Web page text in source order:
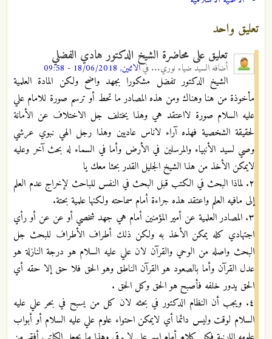
تعليق واحد
تعليق على محاضرة الشيخ الدكتور هادي الفضلي
أضافه السيد ضياء نوري... فيالاثنين, 18/06/2018 - 09:58
الشيخ الدكتور تفضل مشكورا بجهد واضح ولكن المادة العلمية
مأخوذة من هنا وهناك ومن هذه المصادر ما تحط أو ترسم صورة للامام علي
عليه السلام صورة لااعتقد هي وهذا يختلف جل الاختلاف عن الأمانة
لحقيقة الشخصية فهذه آراء لاناس عاديين وهذا رجل الهي نبوي عرشي
وصي لسيد الأنبياء والمرسلين في الأرض وأما في السماء له بحث آخر وعليه
لايمكن الأخذ من هذا الشيخ الجليل القدر بحثا معك يا
٢. لماذا البحث في الكتب قبل البحث في النفس للباحث لإخراج عدم العلم
إلى مافيه العلم واعتقد هذه جراءة أمام سماحته ولكنها علمية بحتة.
٣. المصادر العلمية عن أمير المؤمنين أمام هي جهد شخصي أو عن عن أو رأي
اجتهادي كله يمكن الأخذ به ولكن ذلك أطراف الأطراف للبحث جل
البحث واصله من الوحي والقرآن لان علي عليه السلام هو درجة النازلة هو
عدل القرآن وأما بالصعود هو القرآن الناطق وهو الحق فلا حق إلا حقه أي
الحق يدور خلفه فأصبح هو الحق وكل الحق .
٤. ويجب أن النظام الدكتور في بحثه لان كل من يسبح في بحر علي عليه
السلام لوقت وليس دائما أي لايمكن احتواء علوم علي عليه السلام أو أبواب